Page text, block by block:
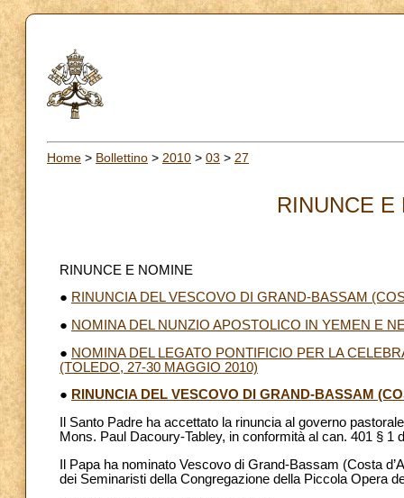
Home > Bollettino > 2010 > 03 > 27
RINUNCE E
RINUNCE E NOMINE
● RINUNCIA DEL VESCOVO DI GRAND-BASSAM
● NOMINA DEL NUNZIO APOSTOLICO IN YEMEN E
● NOMINA DEL LEGATO PONTIFICIO PER LA
(TOLEDO, 27-30 MAGGIO 2010)
● RINUNCIA DEL VESCOVO DI GRAND-BASSAM
Il Santo Padre ha accettato la rinuncia al governo
Mons. Paul Dacoury-Tabley, in conformità al can. 401 § 1
Il Papa ha nominato Vescovo di Grand-Bassam (Costa
dei Seminaristi della Congregazione della Piccola Opera